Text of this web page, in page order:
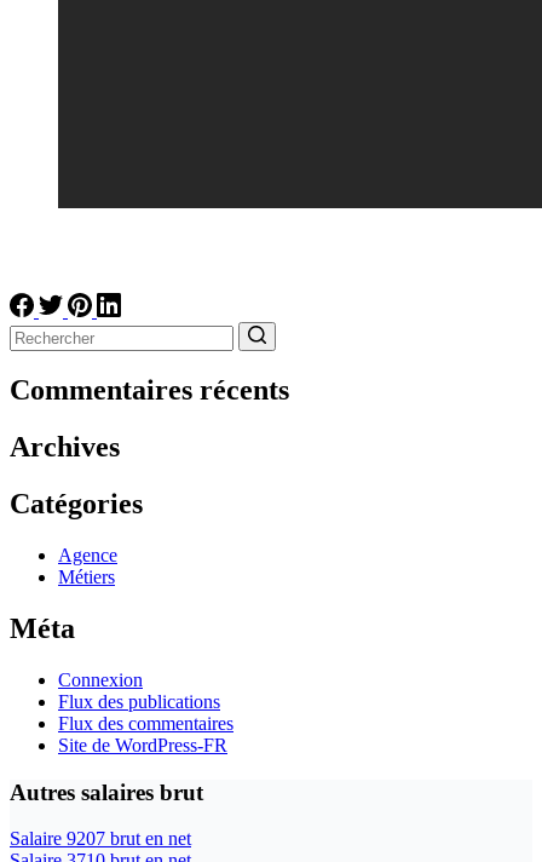
résultat
Commentaires récents
Archives
Catégories
Agence
Métiers
Méta
Connexion
Flux des publications
Flux des commentaires
Site de WordPress-FR
Autres salaires brut
Salaire 9207 brut en net